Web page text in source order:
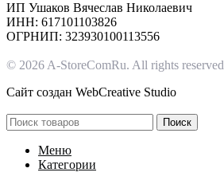
ИП Ушаков Вячеслав Николаевич
ИНН: 617101103826
ОГРНИП: 323930100113556
© 2026 A-StoreComRu. All rights reserved
Сайт создан WebCreative Studio
Поиск
Меню
Категории